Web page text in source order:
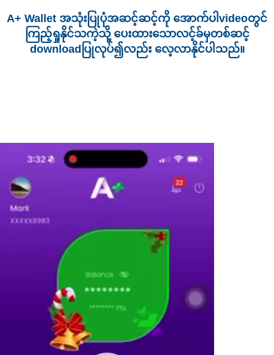
A+ Wallet အသုံးပြုပုံအဆင့်ဆင့်ကို အောက်ပါvideoတွင်
ကြည့်ရှုနိုင်သကဲ့သို့ ပေးထားသောလင့်ခ်မှတစ်ဆင့်
downloadပြုလုပ်၍လည်း လေ့လာနိုင်ပါသည်။
Player